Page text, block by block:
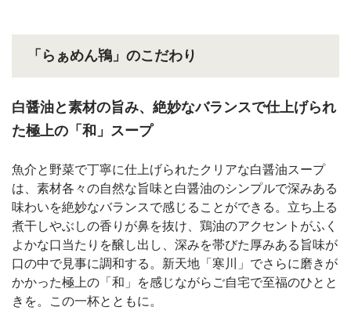
「らぁめん鴇」のこだわり
白醤油と素材の旨み、絶妙なバランスで仕上げられ
た極上の「和」スープ
魚介と野菜で丁寧に仕上げられたクリアな白醤油スープ
は、素材各々の自然な旨味と白醤油のシンプルで深みある
味わいを絶妙なバランスで感じることができる。立ち上る
煮干しやぶしの香りが鼻を抜け、鶏油のアクセントがふく
よかな口当たりを醸し出し、深みを帯びた厚みある旨味が
口の中で見事に調和する。新天地「寒川」でさらに磨きが
かかった極上の「和」を感じながらご自宅で至福のひとと
きを。この一杯とともに。